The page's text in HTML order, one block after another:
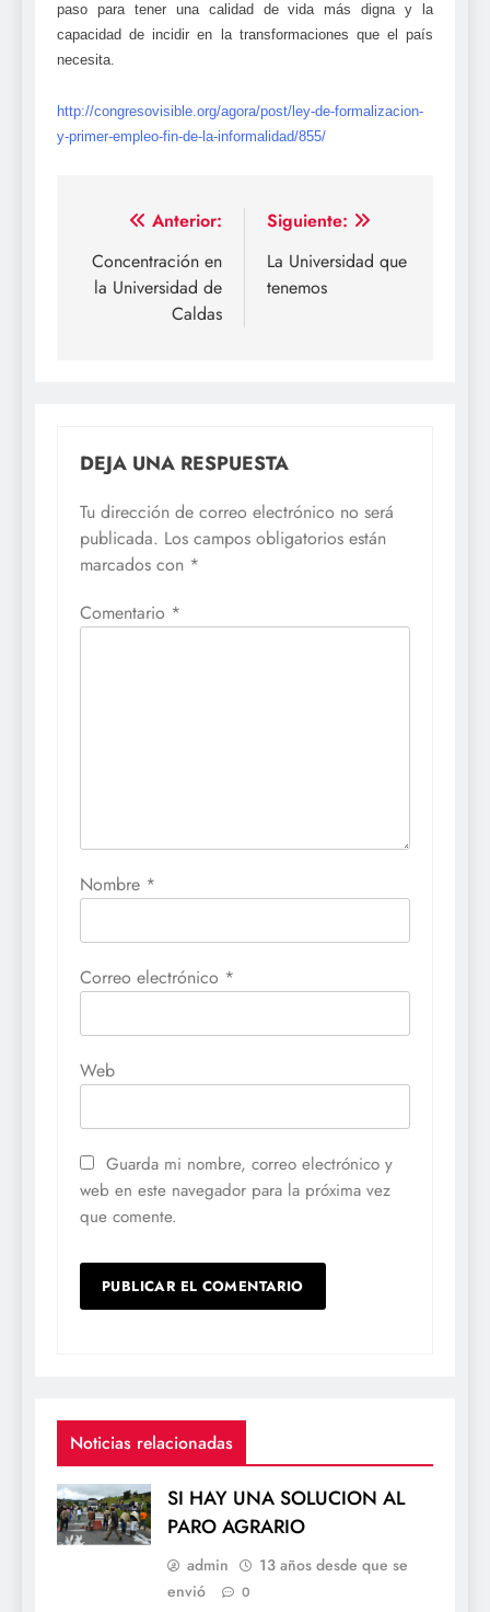
paso para tener una calidad de vida más digna y la
capacidad de incidir en la transformaciones que el país
necesita.
http://congresovisible.org/agora/post/ley-de-formalizacion-
y-primer-empleo-fin-de-la-informalidad/855/
Navegación
de
entradas
Anterior:
Concentración en
la Universidad de
Caldas
Siguiente:
La Universidad que
tenemos
DEJA UNA RESPUESTA
Tu dirección de correo electrónico no será
publicada. Los campos obligatorios están
marcados con *
Comentario *
Nombre *
Correo electrónico *
Web
Guarda mi nombre, correo electrónico y
web en este navegador para la próxima vez
que comente.
Noticias relacionadas
SI HAY UNA SOLUCION AL
PARO AGRARIO
admin
13 años desde que se
envió
0